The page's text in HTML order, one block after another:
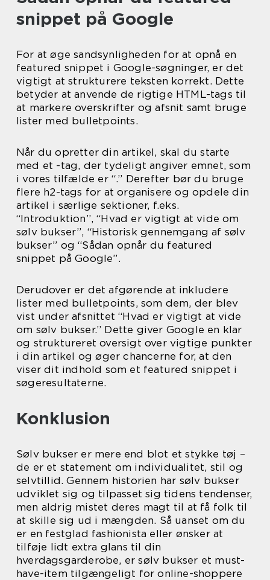
snippet på Google
For at øge sandsynligheden for at opnå en
featured snippet i Google-søgninger, er det
vigtigt at strukturere teksten korrekt. Dette
betyder at anvende de rigtige HTML-tags til
at markere overskrifter og afsnit samt bruge
lister med bulletpoints.
Når du opretter din artikel, skal du starte
med et -tag, der tydeligt angiver emnet, som
i vores tilfælde er “.” Derefter bør du bruge
flere h2-tags for at organisere og opdele din
artikel i særlige sektioner, f.eks.
“Introduktion”, “Hvad er vigtigt at vide om
sølv bukser”, “Historisk gennemgang af sølv
bukser” og “Sådan opnår du featured
snippet på Google”.
Derudover er det afgørende at inkludere
lister med bulletpoints, som dem, der blev
vist under afsnittet “Hvad er vigtigt at vide
om sølv bukser.” Dette giver Google en klar
og struktureret oversigt over vigtige punkter
i din artikel og øger chancerne for, at den
viser dit indhold som et featured snippet i
søgeresultaterne.
Konklusion
Sølv bukser er mere end blot et stykke tøj –
de er et statement om individualitet, stil og
selvtillid. Gennem historien har sølv bukser
udviklet sig og tilpasset sig tidens tendenser,
men aldrig mistet deres magt til at få folk til
at skille sig ud i mængden. Så uanset om du
er en festglad fashionista eller ønsker at
tilføje lidt extra glans til din
hverdagsgarderobe, er sølv bukser et must-
have-item tilgængeligt for online-shoppere